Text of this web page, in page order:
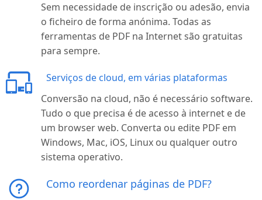
Sem necessidade de inscrição ou adesão, envia
o ficheiro de forma anónima. Todas as
ferramentas de PDF na Internet são gratuitas
para sempre.
Serviços de cloud, em várias plataformas
Conversão na cloud, não é necessário software.
Tudo o que precisa é de acesso à internet e de
um browser web. Converta ou edite PDF em
Windows, Mac, iOS, Linux ou qualquer outro
sistema operativo.
Como reordenar páginas de PDF?